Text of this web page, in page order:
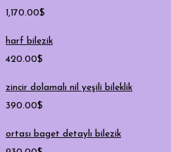
1,170.00$
harf bilezik
420.00$
zincir dolamalı nil yeşili bileklik
390.00$
ortası baget detaylı bilezik